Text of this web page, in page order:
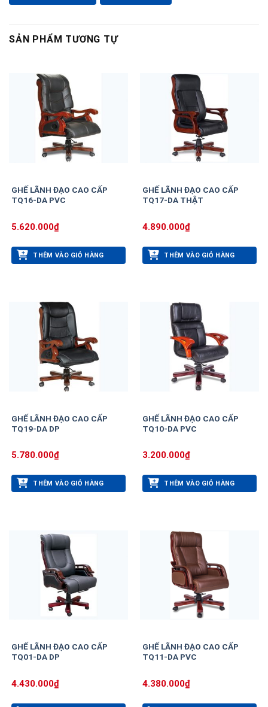
SẢN PHẨM TƯƠNG TỰ
GHẾ LÃNH ĐẠO CAO CẤP
TQ16-DA PVC
5.620.000₫
THÊM VÀO GIỎ HÀNG
GHẾ LÃNH ĐẠO CAO CẤP
TQ17-DA THẬT
4.890.000₫
THÊM VÀO GIỎ HÀNG
GHẾ LÃNH ĐẠO CAO CẤP
TQ19-DA DP
5.780.000₫
THÊM VÀO GIỎ HÀNG
GHẾ LÃNH ĐẠO CAO CẤP
TQ10-DA PVC
3.200.000₫
THÊM VÀO GIỎ HÀNG
GHẾ LÃNH ĐẠO CAO CẤP
TQ01-DA DP
4.430.000₫
GHẾ LÃNH ĐẠO CAO CẤP
TQ11-DA PVC
4.380.000₫